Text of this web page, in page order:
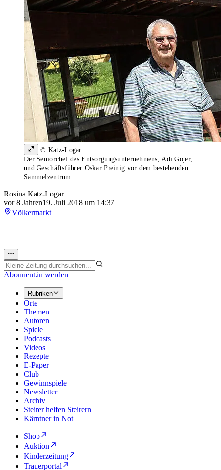
© Katz-Logar
Der Seniorchef des Entsorgungsunternehmens, Adi Gojer,
und Geschäftsführer Oskar Preinig vor dem bestehenden
Sammelzentrum
Rosina Katz-Logar
vor 8 Jahren19. Juli 2018 um 14:37
Völkermarkt
Abonnent:in werden
Rubriken
Orte
Themen
Autoren
Spiele
Podcasts
Videos
Rezepte
E-Paper
Club
Gewinnspiele
Newsletter
Archiv
Steirer helfen Steirern
Kärntner in Not
Shop
Auktion
Kinderzeitung
Trauerportal